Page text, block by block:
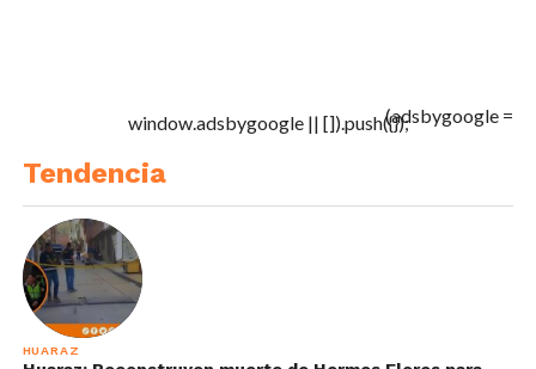
(adsbygoogle =
window.adsbygoogle || []).push({});
Tendencia
HUARAZ